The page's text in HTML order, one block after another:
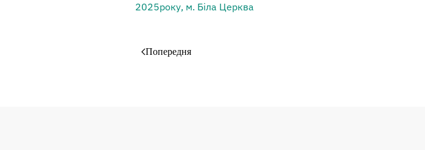
2025року, м. Біла Церква
Попередня